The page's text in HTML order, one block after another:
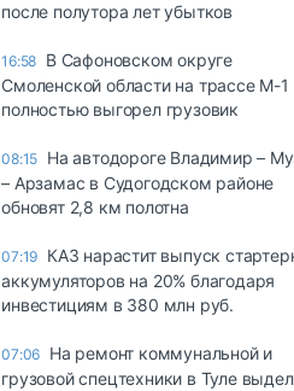
после полутора лет убытков
16:58 В Сафоновском округе
Смоленской области на трассе М-1
полностью выгорел грузовик
08:15 На автодороге Владимир –
– Арзамас в Судогодском районе
обновят 2,8 км полотна
07:19 КАЗ нарастит выпуск
аккумуляторов на 20% благодаря
инвестициям в 380 млн руб.
07:06 На ремонт коммунальной и
грузовой спецтехники в Туле